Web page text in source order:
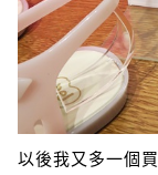
以後我又多一個